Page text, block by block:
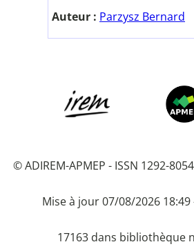
Auteur : Parzysz Bernard
© ADIREM-APMEP - ISSN 1292-
Mise à jour 07/08/2026 18:49
17163 dans bibliothèque